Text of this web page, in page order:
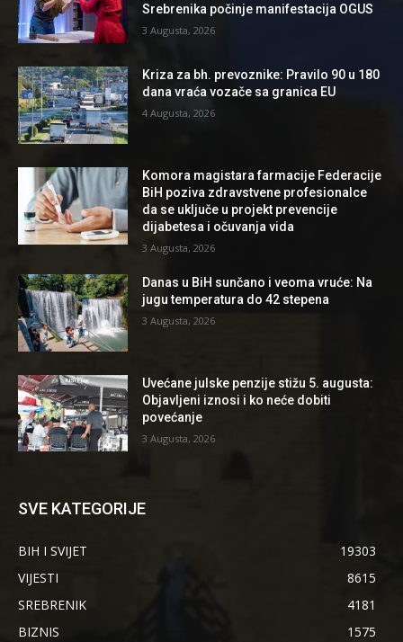
Srebrenika počinje manifestacija OGUS
3 Augusta, 2026
Kriza za bh. prevoznike: Pravilo 90 u 180
dana vraća vozače sa granica EU
4 Augusta, 2026
Komora magistara farmacije Federacije
BiH poziva zdravstvene profesionalce
da se uključe u projekt prevencije
dijabetesa i očuvanja vida
3 Augusta, 2026
Danas u BiH sunčano i veoma vruće: Na
jugu temperatura do 42 stepena
3 Augusta, 2026
Uvećane julske penzije stižu 5. augusta:
Objavljeni iznosi i ko neće dobiti
povećanje
3 Augusta, 2026
SVE KATEGORIJE
BIH I SVIJET
19303
VIJESTI
8615
SREBRENIK
4181
BIZNIS
1575